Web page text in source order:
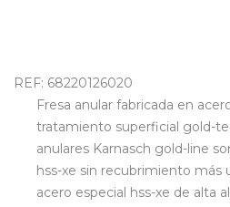
REF: 68220126020
Fresa anular fabricada en
tratamiento superficial gold-
anulares Karnasch gold-line
hss-xe sin recubrimiento más
acero especial hss-xe de alta